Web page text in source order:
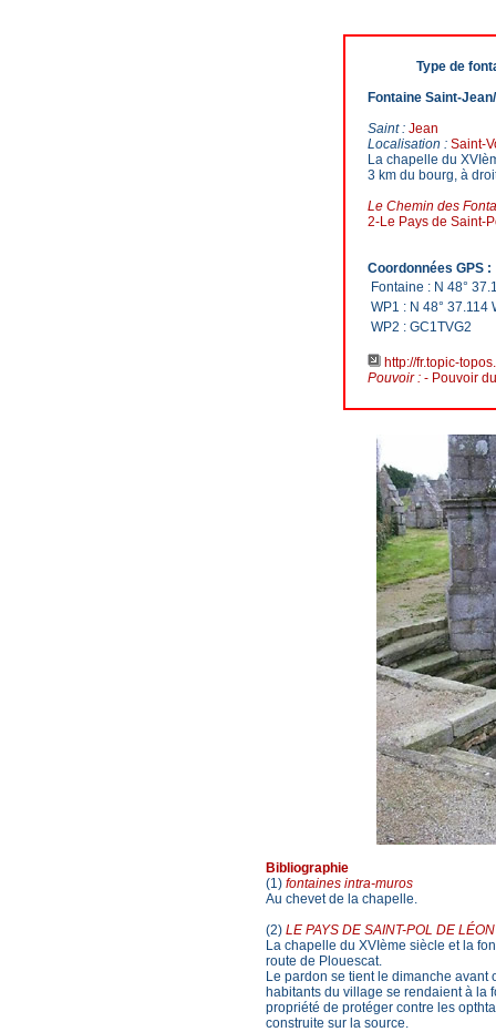
Type de
Fontaine Saint-Jean/
Saint : Jean
Localisation : Saint-
La chapelle du
3 km du bourg, à
Le Chemin des
2-Le Pays de Saint-
Coordonnées GPS :
Fontaine : N 48°
WP1 : N 48° 37.114
WP2 : GC1TVG2
http://fr.topic-
Pouvoir : - Pouvoir
Bibliographie
(1) fontaines intra-muros
Au chevet de la chapelle.
(2) LE PAYS DE SAINT-POL DE LÉON
La chapelle du XVIème siècle et la
route de Plouescat.
Le pardon se tient le dimanche avant
habitants du village se rendaient à la
propriété de protéger contre les
construite sur la source.